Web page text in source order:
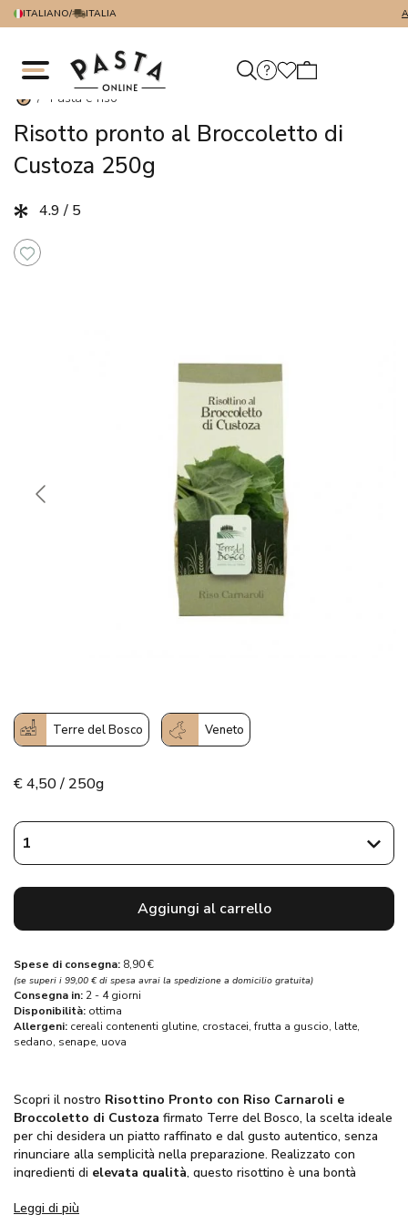
ITALIANO/ ITALIA
/ Pasta e riso
Risotto pronto al Broccoletto di
Custoza 250g
4.9 / 5
Terre del Bosco Veneto
€4,50 / 250g
Aggiungi al carrello
Spese di consegna: 8,90 €
(se superi i 99,00 € di spesa avrai la spedizione a domicilio gratuita)
Consegna in: 2 - 4 giorni
Disponibilità: ottima
Allergeni: cereali contenenti glutine, crostacei, frutta a guscio, latte,
sedano, senape, uova
Scopri il nostro Risottino Pronto con Riso Carnaroli e
Broccoletto di Custoza firmato Terre del Bosco, la scelta ideale
per chi desidera un piatto raffinato e dal gusto autentico, senza
rinunciare alla semplicità nella preparazione. Realizzato con
ingredienti di elevata qualità, questo risottino è una bontà
La ricetta del
Leggi di più